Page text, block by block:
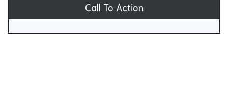
Call To Action